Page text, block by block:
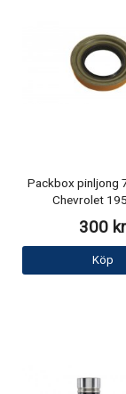
Packbox pinljong
Chevrolet
300 kr
Köp